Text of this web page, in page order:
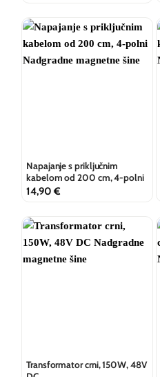
Napajanje s priključnim
kabelom od 200 cm, 4-polni
14,90 €
Transformator crni, 150W, 48V